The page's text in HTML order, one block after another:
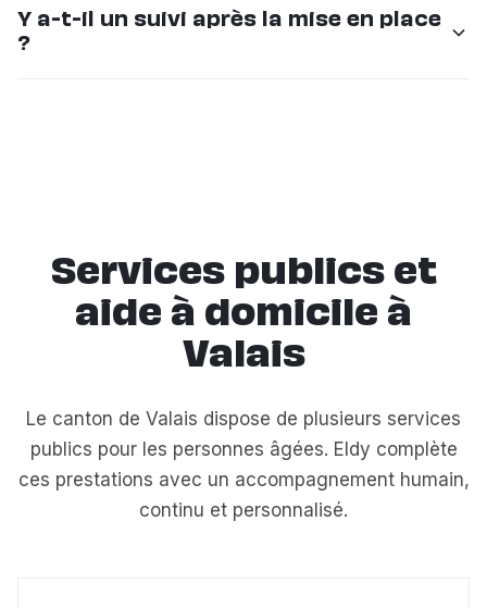
disponibles.
compagnon et votre proche. La mise en place est
Y a-t-il un suivi après la mise en place
?
Services publics et
aide à domicile à
Valais
Le canton de Valais dispose de plusieurs services
publics pour les personnes âgées. Eldy complète
ces prestations avec un accompagnement humain,
continu et personnalisé.